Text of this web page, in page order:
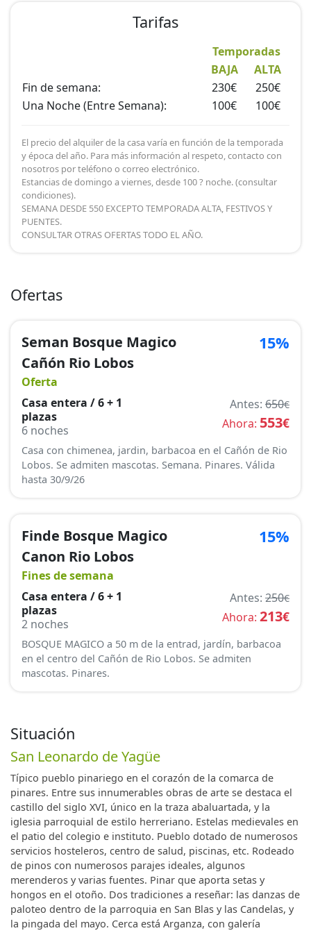
degustación en los numerosos restaurantes de la
zona, deportes de agua en el Pantano de la Cuerda del
Pozo, deportes de nieve en Santa Inés, campo rústico
de golf, espeleología, cuevas, simas, etc...
Ofertas
Seman Bosque Magico
Cañón Rio Lobos
Oferta
15%
Casa entera / 6 + 1
plazas
6 noches
Antes: 650€
Ahora: 553€
Casa con chimenea, jardin, barbacoa en el Cañón de Rio
Lobos. Se admiten mascotas. Semana. Pinares. Válida
hasta 30/9/26
Finde Bosque Magico
Canon Rio Lobos
Fines de semana
15%
Casa entera / 6 + 1
plazas
2 noches
Antes: 250€
Ahora: 213€
BOSQUE MAGICO a 50 m de la entrad, jardín, barbacoa
en el centro del Cañón de Rio Lobos. Se admiten
mascotas. Pinares.
Situación
San Leonardo de Yagüe
Típico pueblo pinariego en el corazón de la comarca de
pinares. Entre sus innumerables obras de arte se destaca el
castillo del siglo XVI, único en la traza abaluartada, y la
iglesia parroquial de estilo herreriano. Estelas medievales en
el patio del colegio e instituto. Pueblo dotado de numerosos
servicios hosteleros, centro de salud, piscinas, etc. Rodeado
de pinos con numerosos parajes ideales, algunos
merenderos y varias fuentes. Pinar que aporta setas y
hongos en el otoño. Dos tradiciones a reseñar: las danzas de
paloteo dentro de la parroquia en San Blas y las Candelas, y
la pingada del mayo. Cerca está Arganza, con galería
Tarifas
Temporadas
BAJA
ALTA
Fin de semana:
230€
250€
Una Noche (Entre Semana):
100€ 100€
El precio del alquiler de la casa varía en función de la temporada
y época del año. Para más información al respeto, contacto con
nosotros por teléfono o correo electrónico.
Estancias de domingo a viernes, desde 100 ? noche. (consultar
condiciones).
SEMANA DESDE 550 EXCEPTO TEMPORADA ALTA, FESTIVOS Y
PUENTES.
CONSULTAR OTRAS OFERTAS TODO EL AÑO.